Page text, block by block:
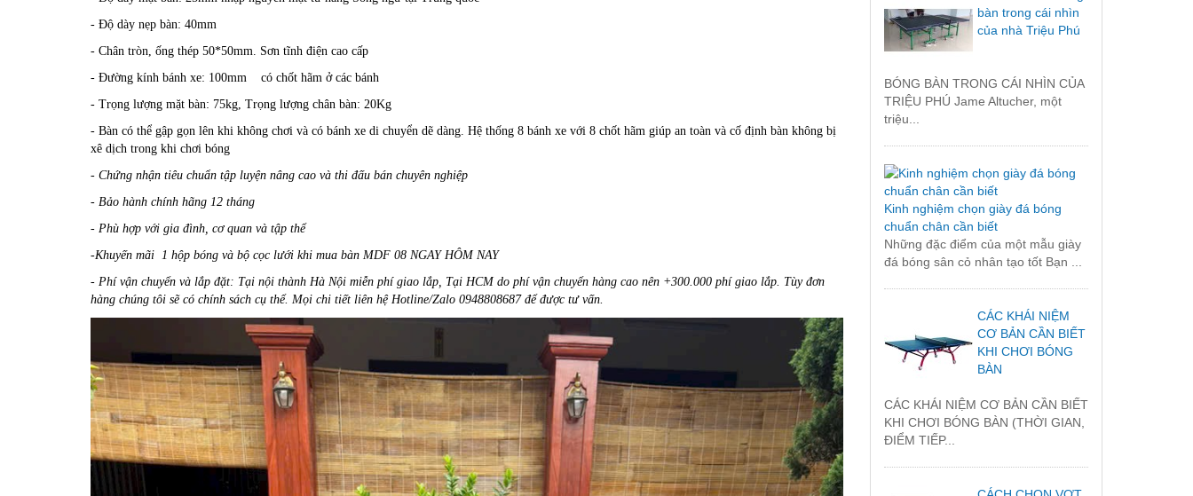
- Độ dày nẹp bàn: 40mm
- Chân tròn, ống thép 50*50mm. Sơn tĩnh điện cao cấp
- Đường kính bánh xe: 100mm có chốt hãm ở các bánh
- Trọng lượng mặt bàn: 75kg, Trọng lượng chân bàn: 20Kg
- Bàn có thể gập gọn lên khi không chơi và có bánh xe di chuyển dẽ dàng. Hệ thống 8 bánh xe với 8 chốt hãm giúp an toàn và cố định bàn không bị
xê dịch trong khi chơi bóng
- Chứng nhận tiêu chuẩn tập luyện nâng cao và thi đấu bán chuyên nghiệp
- Bảo hành chính hãng 12 tháng
- Phù hợp với gia đình, cơ quan và tập thể
-Khuyến mãi 1 hộp bóng và bộ cọc lưới khi mua bàn MDF 08 NGAY HÔM NAY
- Phí vận chuyển và lắp đặt: Tại nội thành Hà Nội miễn phí giao lắp, Tại HCM do phí vận chuyển hàng cao nên +300.000 phí giao lắp. Tùy đơn
hàng chúng tôi sẽ có chính sách cụ thể. Mọi chi tiết liên hệ Hotline/Zalo 0948808687 để được tư vấn.
bàn trong cái nhìn
của nhà Triệu Phú
BÓNG BÀN TRONG CÁI NHÌN CỦA
TRIỆU PHÚ Jame Altucher, một
triệu...
Kinh nghiệm chọn giày đá bóng
chuẩn chân cần biết
Những đặc điểm của một mẫu giày
đá bóng sân cỏ nhân tạo tốt Bạn ...
CÁC KHÁI NIỆM
CƠ BẢN CẦN BIẾT
KHI CHƠI BÓNG
BÀN
CÁC KHÁI NIỆM CƠ BẢN CẦN BIẾT
KHI CHƠI BÓNG BÀN (THỜI GIAN,
ĐIỂM TIẾP...